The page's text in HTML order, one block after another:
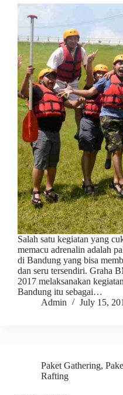
Salah satu kegiatan yang
memacu adrenalin adalah
di Bandung yang bisa
dan seru tersendiri. Graha
2017 melaksanakan
Bandung itu sebagai…
Admin
July 15,
Paket Gathering,
Rafting